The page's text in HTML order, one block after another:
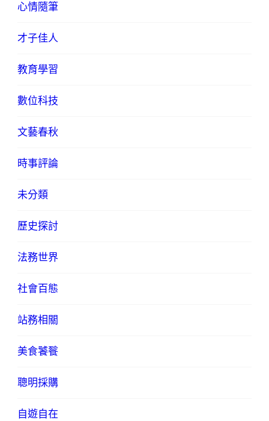
心情隨筆
才子佳人
教育學習
數位科技
文藝春秋
時事評論
未分類
歷史探討
法務世界
社會百態
站務相關
美食饕餮
聰明採購
自遊自在